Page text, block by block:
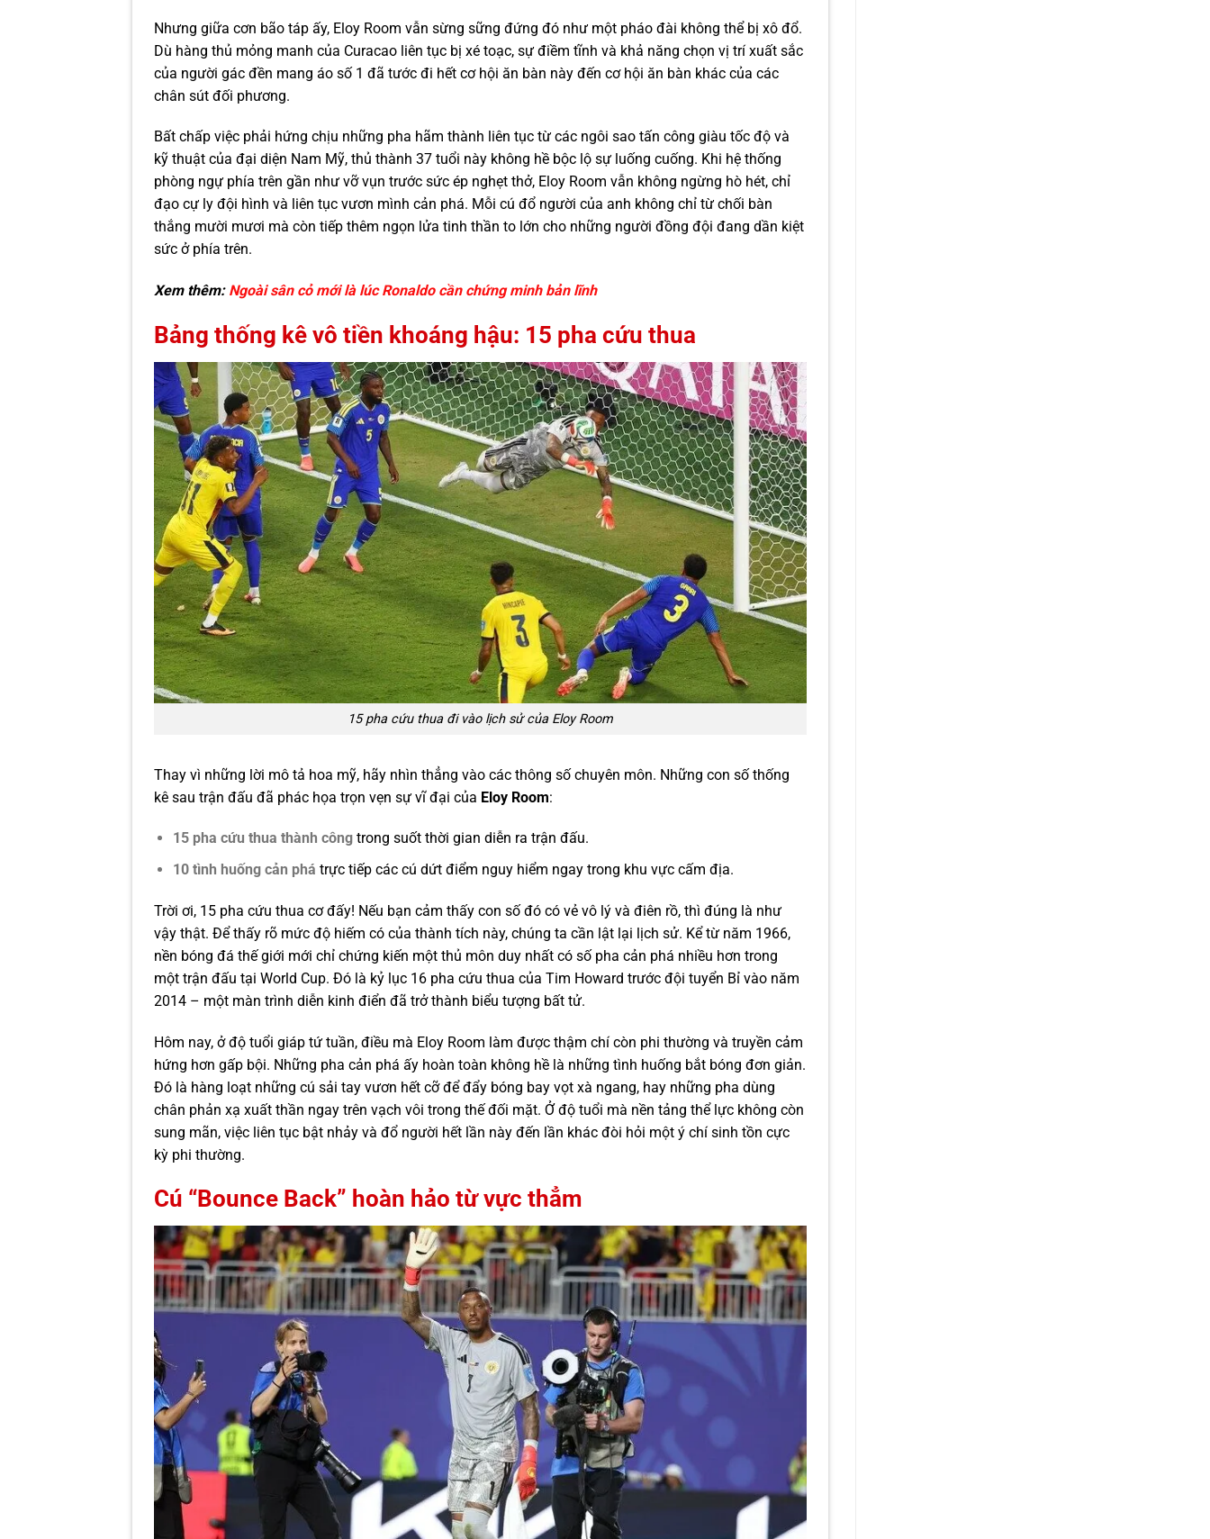
Nhưng giữa cơn bão táp ấy, Eloy Room vẫn sừng sững đứng đó như một pháo đài không thể bị xô đổ.
Dù hàng thủ mỏng manh của Curacao liên tục bị xé toạc, sự điềm tĩnh và khả năng chọn vị trí xuất sắc
của người gác đền mang áo số 1 đã tước đi hết cơ hội ăn bàn này đến cơ hội ăn bàn khác của các
chân sút đối phương.
Bất chấp việc phải hứng chịu những pha hãm thành liên tục từ các ngôi sao tấn công giàu tốc độ và
kỹ thuật của đại diện Nam Mỹ, thủ thành 37 tuổi này không hề bộc lộ sự luống cuống. Khi hệ thống
phòng ngự phía trên gần như vỡ vụn trước sức ép nghẹt thở, Eloy Room vẫn không ngừng hò hét, chỉ
đạo cự ly đội hình và liên tục vươn mình cản phá. Mỗi cú đổ người của anh không chỉ từ chối bàn
thắng mười mươi mà còn tiếp thêm ngọn lửa tinh thần to lớn cho những người đồng đội đang dần kiệt
sức ở phía trên.
Xem thêm: Ngoài sân cỏ mới là lúc Ronaldo cần chứng minh bản lĩnh
Bảng thống kê vô tiền khoáng hậu: 15 pha cứu thua
15 pha cứu thua đi vào lịch sử của Eloy Room
Thay vì những lời mô tả hoa mỹ, hãy nhìn thẳng vào các thông số chuyên môn. Những con số thống
kê sau trận đấu đã phác họa trọn vẹn sự vĩ đại của Eloy Room:
15 pha cứu thua thành côngtrong suốt thời gian diễn ra trận đấu.
10 tình huống cản phá trực tiếp các cú dứt điểm nguy hiểm ngay trong khu vực cấm địa.
Trời ơi, 15 pha cứu thua cơ đấy! Nếu bạn cảm thấy con số đó có vẻ vô lý và điên rồ, thì đúng là như
vậy thật. Để thấy rõ mức độ hiếm có của thành tích này, chúng ta cần lật lại lịch sử. Kể từ năm 1966,
nền bóng đá thế giới mới chỉ chứng kiến một thủ môn duy nhất có số pha cản phá nhiều hơn trong
một trận đấu tại World Cup. Đó là kỷ lục 16 pha cứu thua của Tim Howard trước đội tuyển Bỉ vào năm
2014 – một màn trình diễn kinh điển đã trở thành biểu tượng bất tử.
Hôm nay, ở độ tuổi giáp tứ tuần, điều mà Eloy Room làm được thậm chí còn phi thường và truyền cảm
hứng hơn gấp bội. Những pha cản phá ấy hoàn toàn không hề là những tình huống bắt bóng đơn giản.
Đó là hàng loạt những cú sải tay vươn hết cỡ để đẩy bóng bay vọt xà ngang, hay những pha dùng
chân phản xạ xuất thần ngay trên vạch vôi trong thế đối mặt. Ở độ tuổi mà nền tảng thể lực không còn
sung mãn, việc liên tục bật nhảy và đổ người hết lần này đến lần khác đòi hỏi một ý chí sinh tồn cực
kỳ phi thường.
Cú “Bounce Back” hoàn hảo từ vực thẳm